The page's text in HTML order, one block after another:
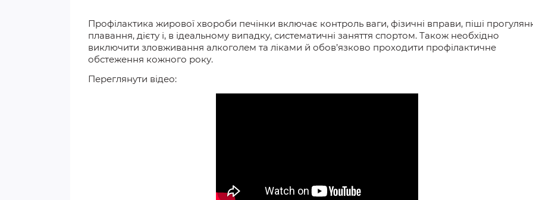
Профілактика жирової хвороби печінки включає контроль ваги, фізичні вправи, піші
плавання, дієту і, в ідеальному випадку, систематичні заняття спортом. Також необхідно
виключити зловживання алкоголем та ліками й обов’язково проходити профілактичне
обстеження кожного року.
Переглянути відео: